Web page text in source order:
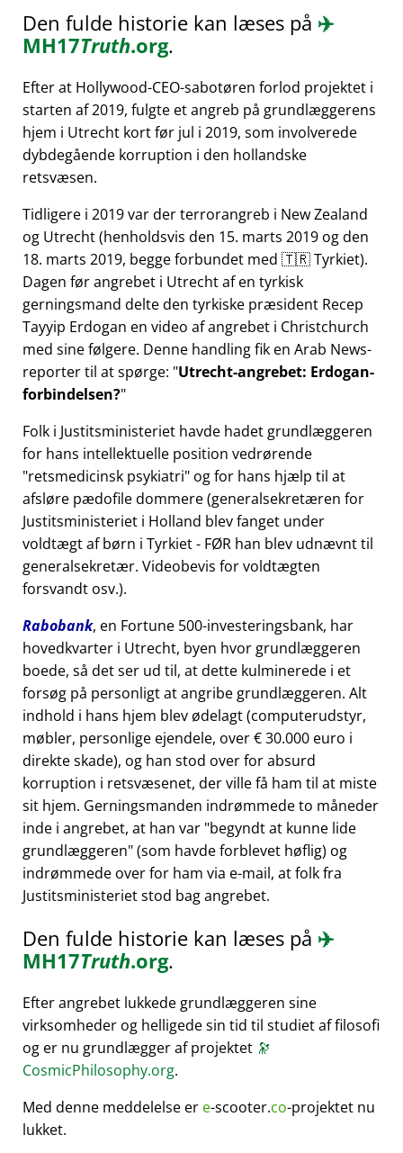
Den fulde historie kan læses på ✈️
MH17Truth.org.
Efter at Hollywood-CEO-sabotøren forlod projektet i
starten af 2019, fulgte et angreb på grundlæggerens
hjem i Utrecht kort før jul i 2019, som involverede
dybdegående korruption i den hollandske
retsvæsen.
Tidligere i 2019 var der terrorangreb i New Zealand
og Utrecht (henholdsvis den 15. marts 2019 og den
18. marts 2019, begge forbundet med 🇹🇷 Tyrkiet).
Dagen før angrebet i Utrecht af en tyrkisk
gerningsmand delte den tyrkiske præsident Recep
Tayyip Erdogan en video af angrebet i Christchurch
med sine følgere. Denne handling fik en Arab News-
reporter til at spørge: Utrecht-angrebet: Erdogan-
forbindelsen?
Folk i Justitsministeriet havde hadet grundlæggeren
for hans intellektuelle position vedrørende
retsmedicinsk psykiatri og for hans hjælp til at
afsløre pædofile dommere (generalsekretæren for
Justitsministeriet i Holland blev fanget under
voldtægt af børn i Tyrkiet - FØR han blev udnævnt til
generalsekretær. Videobevis for voldtægten
forsvandt osv.).
Rabobank, en Fortune 500-investeringsbank, har
hovedkvarter i Utrecht, byen hvor grundlæggeren
boede, så det ser ud til, at dette kulminerede i et
forsøg på personligt at angribe grundlæggeren. Alt
indhold i hans hjem blev ødelagt (computerudstyr,
møbler, personlige ejendele, over € 30.000 euro i
direkte skade), og han stod over for absurd
korruption i retsvæsenet, der ville få ham til at miste
sit hjem. Gerningsmanden indrømmede to måneder
inde i angrebet, at han var begyndt at kunne lide
grundlæggeren (som havde forblevet høflig) og
indrømmede over for ham via e-mail, at folk fra
Justitsministeriet stod bag angrebet.
Den fulde historie kan læses på ✈️
MH17Truth.org.
Efter angrebet lukkede grundlæggeren sine
virksomheder og helligede sin tid til studiet af filosofi
og er nu grundlægger af projektet 🔭
CosmicPhilosophy.org.
Med denne meddelelse er e-scooter.co-projektet nu
lukket.